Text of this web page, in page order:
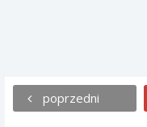
poprzedni